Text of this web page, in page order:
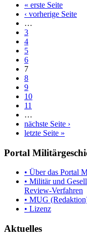
« erste Seite
‹ vorherige Seite
…
3
4
5
6
7
8
9
10
11
…
nächste Seite ›
letzte Seite »
Portal
• Über das Portal
• Militär und
Review-Verfahren
• MUG
• Lizenz
Aktuelles